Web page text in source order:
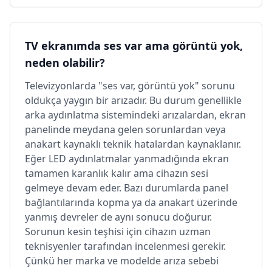
TV ekranımda ses var ama görüntü yok,
neden olabilir?
Televizyonlarda "ses var, görüntü yok" sorunu
oldukça yaygın bir arızadır. Bu durum genellikle
arka aydınlatma sistemindeki arızalardan, ekran
panelinde meydana gelen sorunlardan veya
anakart kaynaklı teknik hatalardan kaynaklanır.
Eğer LED aydınlatmalar yanmadığında ekran
tamamen karanlık kalır ama cihazın sesi
gelmeye devam eder. Bazı durumlarda panel
bağlantılarında kopma ya da anakart üzerinde
yanmış devreler de aynı sonucu doğurur.
Sorunun kesin teşhisi için cihazın uzman
teknisyenler tarafından incelenmesi gerekir.
Çünkü her marka ve modelde arıza sebebi